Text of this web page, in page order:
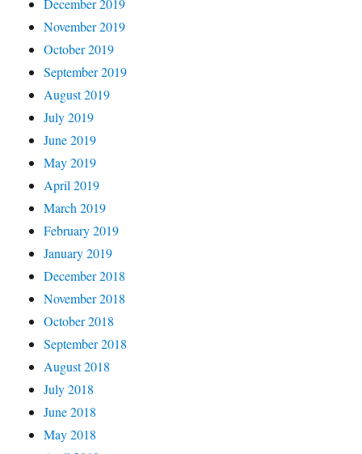
November 2019
October 2019
September 2019
August 2019
July 2019
June 2019
May 2019
April 2019
March 2019
February 2019
January 2019
December 2018
November 2018
October 2018
September 2018
August 2018
July 2018
June 2018
May 2018